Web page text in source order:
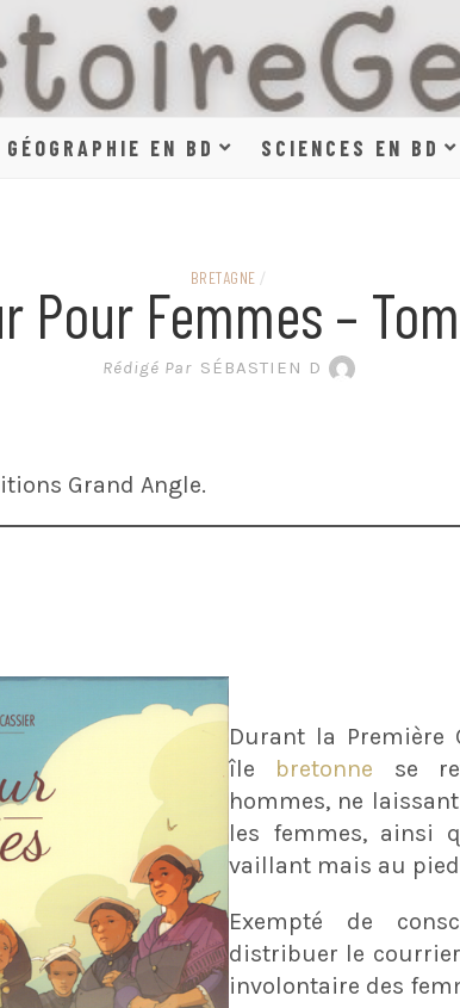
EN
GÉOGRAPHIE EN BD SCIENCES EN BD
BRETAGNE /
Pour Femmes –
Rédigé Par SÉBASTIEN D
Grand Angle.
Durant la Première
île bretonne se
hommes, ne
les femmes, ainsi
vaillant mais au
Exempté de
distribuer le
involontaire des